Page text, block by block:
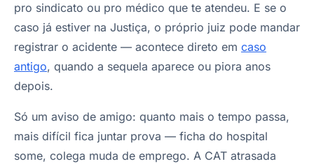
pro sindicato ou pro médico que te atendeu. E se o
caso já estiver na Justiça, o próprio juiz pode mandar
registrar o acidente — acontece direto em caso
antigo, quando a sequela aparece ou piora anos
depois.
Só um aviso de amigo: quanto mais o tempo passa,
mais difícil fica juntar prova — ficha do hospital
some, colega muda de emprego. A CAT atrasada